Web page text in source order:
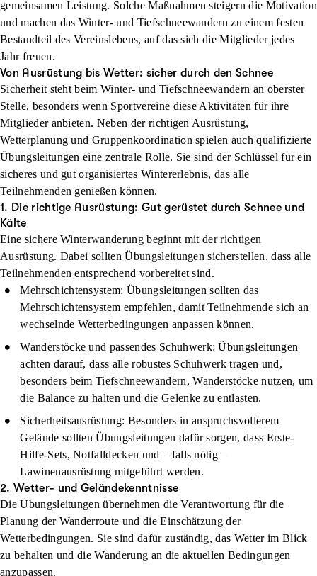
gemeinsamen Leistung. Solche Maßnahmen steigern die Motivation
und machen das Winter- und Tiefschneewandern zu einem festen
Bestandteil des Vereinslebens, auf das sich die Mitglieder jedes
Jahr freuen.
Von Ausrüstung bis Wetter: sicher durch den Schnee
Sicherheit steht beim Winter- und Tiefschneewandern an oberster
Stelle, besonders wenn Sportvereine diese Aktivitäten für ihre
Mitglieder anbieten. Neben der richtigen Ausrüstung,
Wetterplanung und Gruppenkoordination spielen auch qualifizierte
Übungsleitungen eine zentrale Rolle. Sie sind der Schlüssel für ein
sicheres und gut organisiertes Wintererlebnis, das alle
Teilnehmenden genießen können.
1. Die richtige Ausrüstung: Gut gerüstet durch Schnee und
Kälte
Eine sichere Winterwanderung beginnt mit der richtigen
Ausrüstung. Dabei solltenÜbungsleitungen sicherstellen, dass alle
Teilnehmenden entsprechend vorbereitet sind.
Mehrschichtensystem: Übungsleitungen sollten das
Mehrschichtensystem empfehlen, damit Teilnehmende sich an
wechselnde Wetterbedingungen anpassen können.
Wanderstöcke und passendes Schuhwerk: Übungsleitungen
achten darauf, dass alle robustes Schuhwerk tragen und,
besonders beim Tiefschneewandern, Wanderstöcke nutzen, um
die Balance zu halten und die Gelenke zu entlasten.
Sicherheitsausrüstung: Besonders in anspruchsvollerem
Gelände sollten Übungsleitungen dafür sorgen, dass Erste-
Hilfe-Sets, Notfalldecken und – falls nötig –
Lawinenausrüstung mitgeführt werden.
2. Wetter- und Geländekenntnisse
Die Übungsleitungen übernehmen die Verantwortung für die
Planung der Wanderroute und die Einschätzung der
Wetterbedingungen. Sie sind dafür zuständig, das Wetter im Blick
zu behalten und die Wanderung an die aktuellen Bedingungen
anzupassen.